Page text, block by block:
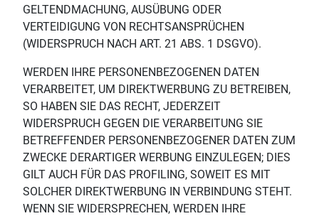
GELTENDMACHUNG, AUSÜBUNG ODER
VERTEIDIGUNG VON RECHTSANSPRÜCHEN
(WIDERSPRUCH NACH ART. 21 ABS. 1 DSGVO).
WERDEN IHRE PERSONENBEZOGENEN DATEN
VERARBEITET, UM DIREKTWERBUNG ZU BETREIBEN,
SO HABEN SIE DAS RECHT, JEDERZEIT
WIDERSPRUCH GEGEN DIE VERARBEITUNG SIE
BETREFFENDER PERSONENBEZOGENER DATEN ZUM
ZWECKE DERARTIGER WERBUNG EINZULEGEN; DIES
GILT AUCH FÜR DAS PROFILING, SOWEIT ES MIT
SOLCHER DIREKTWERBUNG IN VERBINDUNG STEHT.
WENN SIE WIDERSPRECHEN, WERDEN IHRE